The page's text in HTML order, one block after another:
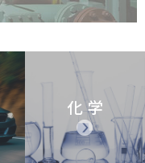
化学